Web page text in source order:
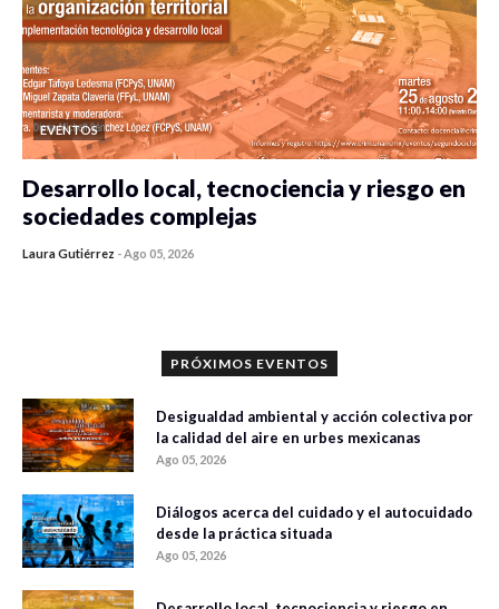
EVENTOS
Desarrollo local, tecnociencia y riesgo en
sociedades complejas
Laura Gutiérrez -Ago 05, 2026
PRÓXIMOS EVENTOS
Desigualdad ambiental y acción colectiva por
la calidad del aire en urbes mexicanas
Ago 05, 2026
Diálogos acerca del cuidado y el autocuidado
desde la práctica situada
Ago 05, 2026